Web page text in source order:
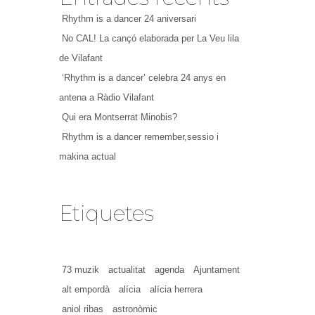
Rhythm is a dancer 24 aniversari
No CAL! La cançó elaborada per La Veu lila
de Vilafant
‘Rhythm is a dancer’ celebra 24 anys en
antena a Ràdio Vilafant
Qui era Montserrat Minobis?
Rhythm is a dancer remember,sessio i
makina actual
Etiquetes
73 muzik actualitat agenda
Ajuntament
alt empordà
alícia
alícia herrera
aniol ribas
astronòmic